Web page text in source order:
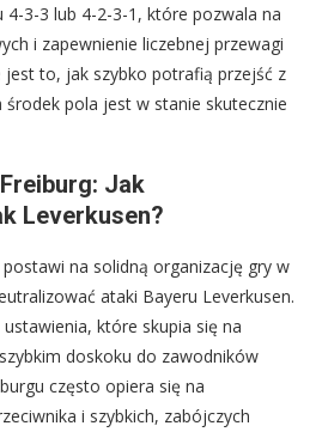
4-3-3 lub 4-2-3-1, które pozwala na
i zapewnienie liczebnej przewagi
jest to, jak szybko potrafią przejść z
pola jest w stanie skutecznie
Jak
Leverkusen?
na solidną organizację gry w
ataki Bayeru Leverkusen.
które skupia się na
doskoku do zawodników
często opiera się na
i szybkich, zabójczych